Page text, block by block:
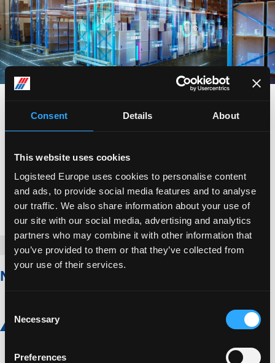
Consent Details About
This website uses cookies
Logisteed Europe uses cookies to personalise content
and ads, to provide social media features and to analyse
our traffic. We also share information about your use of
our site with our social media, advertising and analytics
partners who may combine it with other information that
you’ve provided to them or that they’ve collected from
your use of their services.
Selection
Necessary
Preferences
20 Novembre 2024
New Warehouse in Spain
Read more